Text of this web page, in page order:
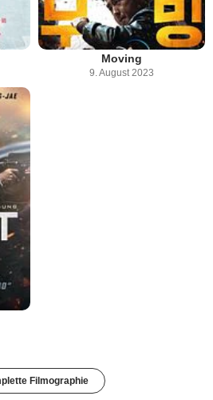
Moving
9. August 2023
Filmographie